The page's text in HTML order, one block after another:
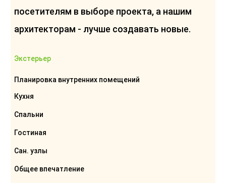
посетителям в выборе проекта, а нашим
архитекторам - лучше создавать новые.
Экстерьер
Планировка внутренних помещений
Кухня
Спальни
Гостиная
Сан. узлы
Общее впечатление